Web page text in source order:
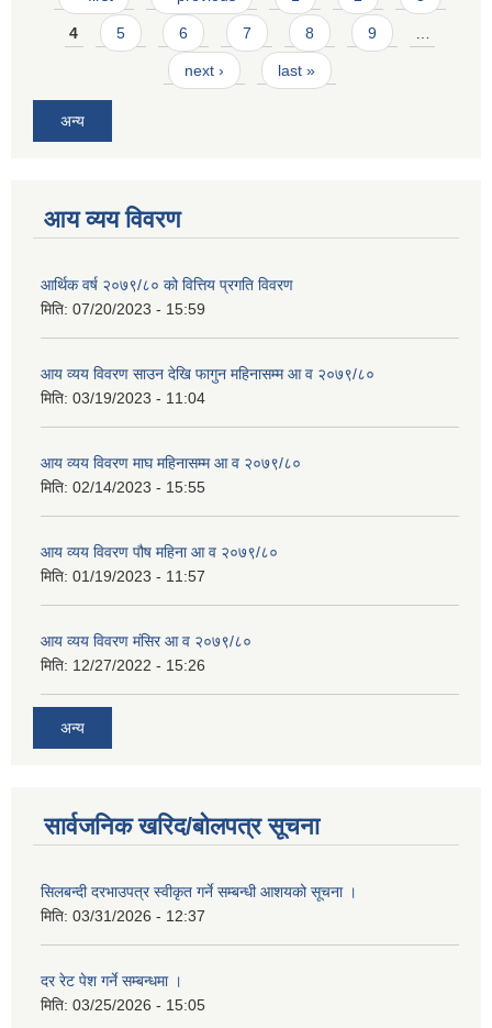
4 5 6 7 8 9
next › last »
अन्य
आय व्यय विवरण
आर्थिक वर्ष २०७९/८० को वित्तिय प्रगति विवरण
मिति: 07/20/2023 - 15:59
आय व्यय विवरण साउन देखि फागुन महिनासम्म आ व २०७९/८०
मिति: 03/19/2023 - 11:04
आय व्यय विवरण माघ महिनासम्म आ व २०७९/८०
मिति: 02/14/2023 - 15:55
आय व्यय विवरण पौष महिना आ व २०७९/८०
मिति: 01/19/2023 - 11:57
आय व्यय विवरण मंसिर आ व २०७९/८०
मिति: 12/27/2022 - 15:26
अन्य
सार्वजनिक खरिद/बोलपत्र सूचना
सिलबन्दी दरभाउपत्र स्वीकृत गर्ने सम्बन्धी आशयको सूचना ।
मिति: 03/31/2026 - 12:37
दर रेट पेश गर्ने सम्बन्धमा ।
मिति: 03/25/2026 - 15:05